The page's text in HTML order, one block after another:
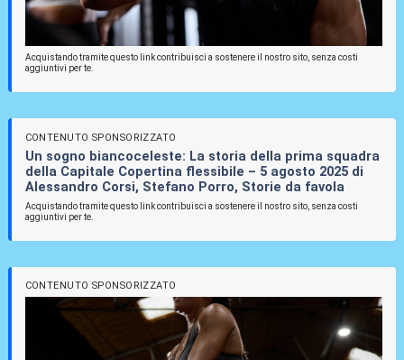
Acquistando tramite questo link contribuisci a sostenere il nostro sito, senza costi
aggiuntivi per te.
CONTENUTO SPONSORIZZATO
Un sogno biancoceleste: La storia della prima squadra
della Capitale Copertina flessibile – 5 agosto 2025 di
Alessandro Corsi, Stefano Porro, Storie da favola
Acquistando tramite questo link contribuisci a sostenere il nostro sito, senza costi
aggiuntivi per te.
CONTENUTO SPONSORIZZATO